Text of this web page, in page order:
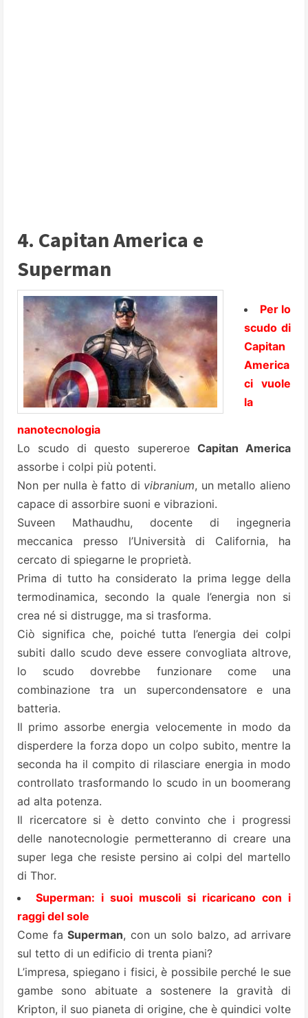
4. Capitan America e
Superman
Per lo
scudo di
Capitan
America
ci vuole
la
nanotecnologia
Lo scudo di questo supereroe Capitan America
assorbe i colpi più potenti.
Non per nulla è fatto di vibranium, un metallo alieno
capace di assorbire suoni e vibrazioni.
Suveen Mathaudhu, docente di ingegneria
meccanica presso l’Università di California, ha
cercato di spiegarne le proprietà.
Prima di tutto ha considerato la prima legge della
termodinamica, secondo la quale l’energia non si
crea né si distrugge, ma si trasforma.
Ciò significa che, poiché tutta l’energia dei colpi
subiti dallo scudo deve essere convogliata altrove,
lo scudo dovrebbe funzionare come una
combinazione tra un supercondensatore e una
batteria.
Il primo assorbe energia velocemente in modo da
disperdere la forza dopo un colpo subito, mentre la
seconda ha il compito di rilasciare energia in modo
controllato trasformando lo scudo in un boomerang
ad alta potenza.
Il ricercatore si è detto convinto che i progressi
delle nanotecnologie permetteranno di creare una
super lega che resiste persino ai colpi del martello
di Thor.
Superman: i suoi muscoli si ricaricano con i
raggi del sole
Come fa Superman, con un solo balzo, ad arrivare
sul tetto di un edificio di trenta piani?
L’impresa, spiegano i fisici, è possibile perché le sue
gambe sono abituate a sostenere la gravità di
Kripton, il suo pianeta di origine, che è quindici volte